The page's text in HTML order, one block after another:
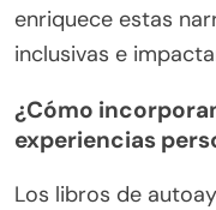
enriquece estas
inclusivas e
¿Cómo
experiencias
Los libros de